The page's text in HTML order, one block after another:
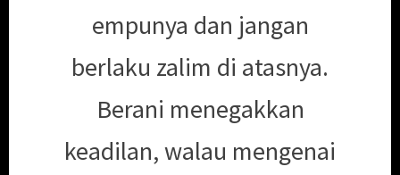
empunya dan jangan
berlaku zalim di atasnya.
Berani menegakkan
keadilan, walau mengenai